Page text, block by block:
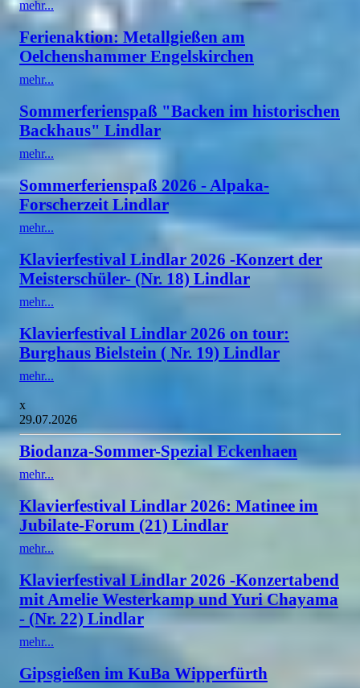
mehr...
Ferienaktion: Metallgießen am
Oelchenshammer Engelskirchen
mehr...
Sommerferienspaß "Backen im historischen
Backhaus" Lindlar
mehr...
Sommerferienspaß 2026 - Alpaka-
Forscherzeit Lindlar
mehr...
Klavierfestival Lindlar 2026 -Konzert der
Meisterschüler- (Nr. 18) Lindlar
mehr...
Klavierfestival Lindlar 2026 on tour:
Burghaus Bielstein ( Nr. 19) Lindlar
mehr...
x
29.07.2026
Biodanza-Sommer-Spezial Eckenhaen
mehr...
Klavierfestival Lindlar 2026: Matinee im
Jubilate-Forum (21) Lindlar
mehr...
Klavierfestival Lindlar 2026 -Konzertabend
mit Amelie Westerkamp und Yuri Chayama
- (Nr. 22) Lindlar
mehr...
Gipsgießen im KuBa Wipperfürth